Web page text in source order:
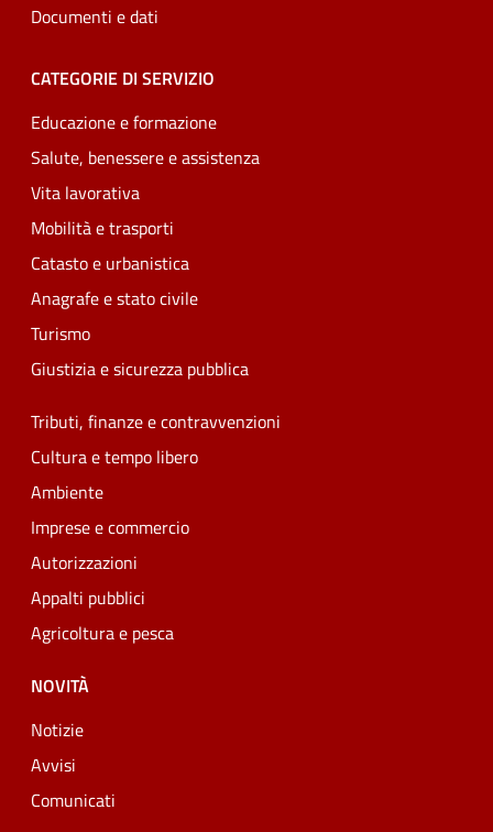
Documenti e dati
CATEGORIE DI SERVIZIO
Educazione e formazione
Salute, benessere e assistenza
Vita lavorativa
Mobilità e trasporti
Catasto e urbanistica
Anagrafe e stato civile
Turismo
Giustizia e sicurezza pubblica
Tributi, finanze e contravvenzioni
Cultura e tempo libero
Ambiente
Imprese e commercio
Autorizzazioni
Appalti pubblici
Agricoltura e pesca
NOVITÀ
Notizie
Avvisi
Comunicati